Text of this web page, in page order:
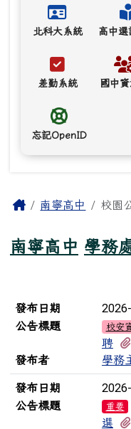
北科大系統 高中選
差勤系統 國中
忘記OpenID
主內容區域
Home南寧高中 校園
南寧高中 學務
新聞列表
發布日期
公告標題 校安
聘
發布者
學務
發布日期
公告標題 重要
選